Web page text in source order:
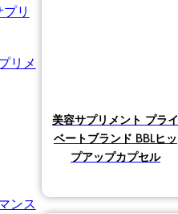
リ
リメ
品
ンス
美容サプリメント プライ
ベートブランド BBLヒッ
プアップカプセル